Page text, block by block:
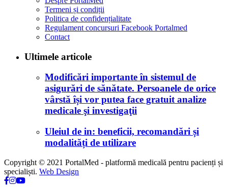
Termeni și condiții
Politica de confidențialitate
Regulament concursuri Facebook Portalmed
Contact
Ultimele articole
Modificări importante în sistemul de
asigurări de sănătate. Persoanele de orice
vârstă își vor putea face gratuit analize
medicale şi investigaţii
Uleiul de in: beneficii, recomandări și
modalități de utilizare
Copyright © 2021 PortalMed - platformă medicală pentru pacienți și
specialiști. Web Design